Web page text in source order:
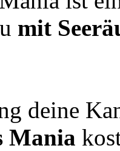
mit
deine
Mania